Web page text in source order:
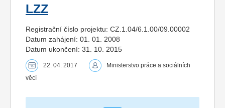
LZZ
Registrační číslo projektu: CZ.1.04/6.1.00/09.00002
Datum zahájení: 01. 01. 2008
Datum ukončení: 31. 10. 2015
22. 04. 2017
Ministerstvo práce a sociálních
věcí